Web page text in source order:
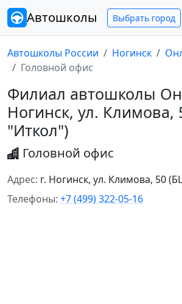
Автошколы Выбрать город
Автошколы России Ногинск
Головной офис
Филиал автошколы
Ногинск, ул. Климова,
"Иткол")
Головной офис
Адрес: г. Ногинск, ул. Климова, 50
Телефоны: +7 (499) 322-05-16